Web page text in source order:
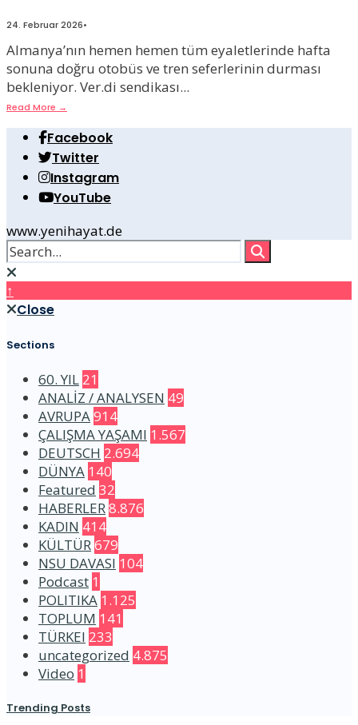
24. Februar 2026•
Almanya’nın hemen hemen tüm eyaletlerinde hafta
sonuna doğru otobüs ve tren seferlerinin durması
bekleniyor. Ver.di sendikası...
Read More →
Facebook
Twitter
Instagram
YouTube
www.yenihayat.de
↑
Close
Sections
60. YIL 21
ANALİZ / ANALYSEN 49
AVRUPA914
ÇALIŞMA YAŞAMI 1.567
DEUTSCH 2.694
DÜNYA 140
Featured 32
HABERLER8.876
KADIN 414
KÜLTÜR679
NSU DAVASI 104
Podcast 1
POLITIKA 1.125
TOPLUM 141
TÜRKEI 233
uncategorized 4.875
Video 1
Trending Posts